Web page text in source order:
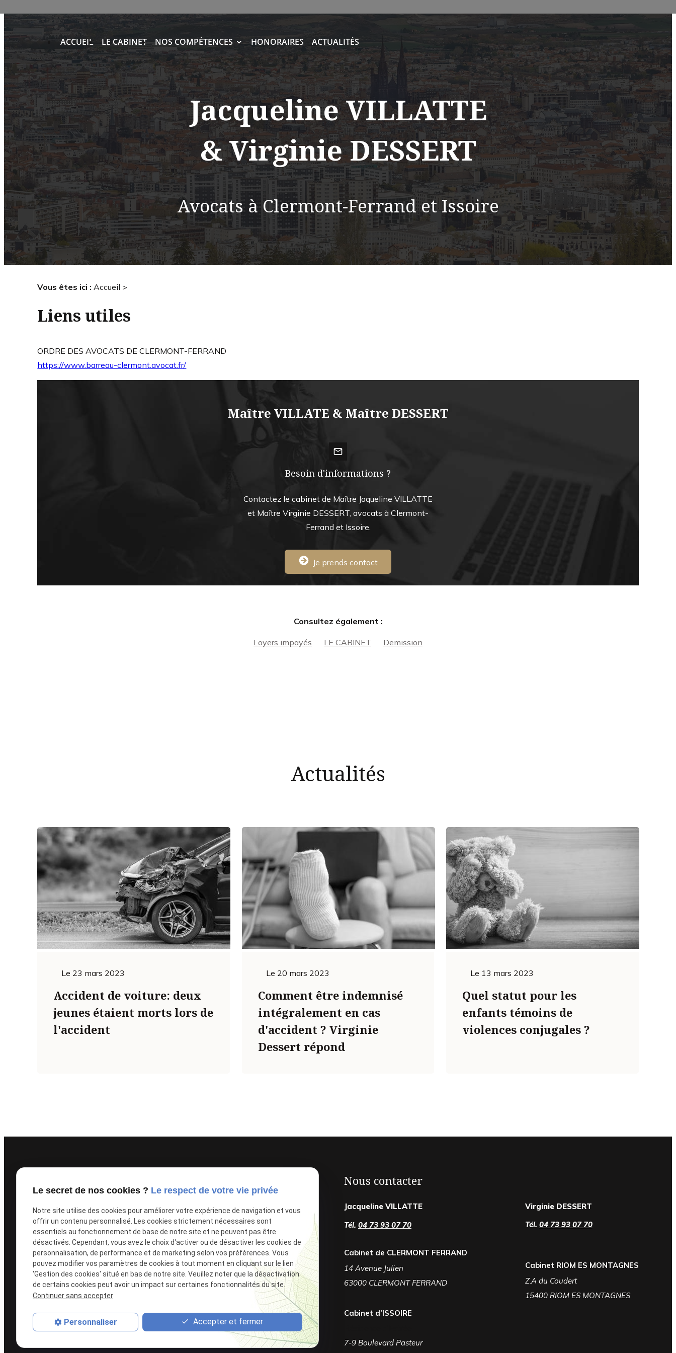
ACCUEIL LE CABINET NOS COMPÉTENCES HONORAIRES ACTUALITÉS
Jacqueline VILLATTE
& Virginie DESSERT
Avocats à Clermont-Ferrand et Issoire
Vous êtes ici : Accueil >
Liens utiles
ORDRE DES AVOCATS DE CLERMONT-FERRAND
https://www.barreau-clermont.avocat.fr/
Maître VILLATE & Maître DESSERT
mail_outline
Besoin d'informations ?
Contactez le cabinet de Maître Jaqueline VILLATTE
et Maître Virginie DESSERT, avocats à Clermont-
Ferrand et Issoire.
Je prends contact
Consultez également :
Loyers impayés LE CABINET Demission
Actualités
Le 23 mars 2023
Accident de voiture: deux
jeunes étaient morts lors de
l'accident
Le 20 mars 2023
Comment être indemnisé
intégralement en cas
d'accident ? Virginie
Dessert répond
Le 13 mars 2023
Quel statut pour les
enfants témoins de
violences conjugales ?
Avocat au Barreau de Clermont-Ferrand
Avocat spécialiste en droit de la famille
Des personnes et des biens
Droit du dommage corporel
Plan du site
Mentions légales
Politique de confidentialité
Gestion des cookies
Nous contacter
Jacqueline VILLATTE
Tél. 04 73 93 07 70
Cabinet de CLERMONT FERRAND
14 Avenue Julien
63000 CLERMONT FERRAND
Cabinet d’ISSOIRE
7-9 Boulevard Pasteur
Virginie DESSERT
Tél. 04 73 93 07 70
Cabinet RIOM ES MONTAGNES
Z.A du Coudert
15400 RIOM ES MONTAGNES
Le secret de nos cookies ? Le respect de votre vie privée
Notre site utilise des cookies pour améliorer votre expérience de navigation et vous
offrir un contenu personnalisé. Les cookies strictement nécessaires sont
essentiels au fonctionnement de base de notre site et ne peuvent pas être
désactivés. Cependant, vous avez le choix d'activer ou de désactiver les cookies de
personnalisation, de performance et de marketing selon vos préférences. Vous
pouvez modifier vos paramètres de cookies à tout moment en cliquant sur le lien
'Gestion des cookies' situé en bas de notre site. Veuillez noter que la désactivation
de certains cookies peut avoir un impact sur certaines fonctionnalités du site.
Continuer sans accepter
Personnaliser Accepter et fermer